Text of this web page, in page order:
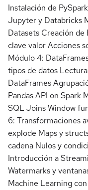
Instalación de
Jupyter y Databricks
Datasets Creación de
clave valor Acciones
Módulo 4:
tipos de datos
DataFrames
Pandas API on Spark
SQL Joins Window
6: Transformaciones
explode Maps y
cadena Nulos y
Introducción a
Watermarks y
Machine Learning